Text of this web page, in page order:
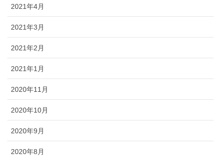
2021年4月
2021年3月
2021年2月
2021年1月
2020年11月
2020年10月
2020年9月
2020年8月